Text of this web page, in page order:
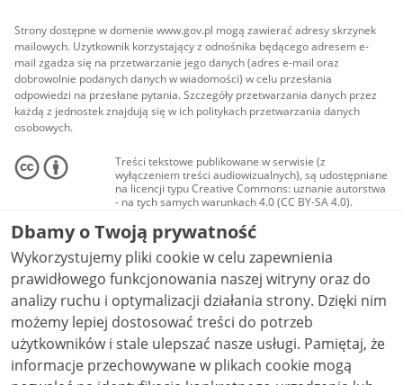
Strony dostępne w domenie www.gov.pl mogą zawierać adresy skrzynek
mailowych. Użytkownik korzystający z odnośnika będącego adresem e-
mail zgadza się na przetwarzanie jego danych (adres e-mail oraz
dobrowolnie podanych danych w wiadomości) w celu przesłania
odpowiedzi na przesłane pytania. Szczegóły przetwarzania danych przez
każdą z jednostek znajdują się w ich politykach przetwarzania danych
osobowych.
Treści tekstowe publikowane w serwisie (z
wyłączeniem treści audiowizualnych), są udostępniane
na licencji typu Creative Commons: uznanie autorstwa
- na tych samych warunkach 4.0 (CC BY-SA 4.0).
Materiały audiowizualne, w tym zdjęcia, materiały
audio i wideo, są udostępniane na licencji typu
Creative Commons: uznanie autorstwa użycie
niekomercyjne - bez utworów zależnych 4.0 (CC BY-
NC-ND 4.0), o ile nie jest to stwierdzone inaczej.
Dbamy o Twoją prywatność
Wykorzystujemy pliki cookie w celu zapewnienia
prawidłowego funkcjonowania naszej witryny oraz do
analizy ruchu i optymalizacji działania strony. Dzięki nim
możemy lepiej dostosować treści do potrzeb
użytkowników i stale ulepszać nasze usługi. Pamiętaj, że
informacje przechowywane w plikach cookie mogą